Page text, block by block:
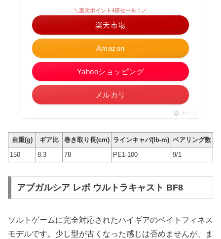
Amazon
＼楽天ポイント4倍セール！／
楽天市場
Yahooショッピング
メルカリ
ポチップ
自重(g) ギア比 巻き取り長(cm) ラインキャパ(lb-m) ベアリング数
150
8.3 78 PE1-100 9/1
アブガルシア レボ ウルトラキャスト BF8
ソルトゲームに完全対応されたハイギアのベイトフィネス
モデルです。少し型が古くなった感じは否めませんが、ま